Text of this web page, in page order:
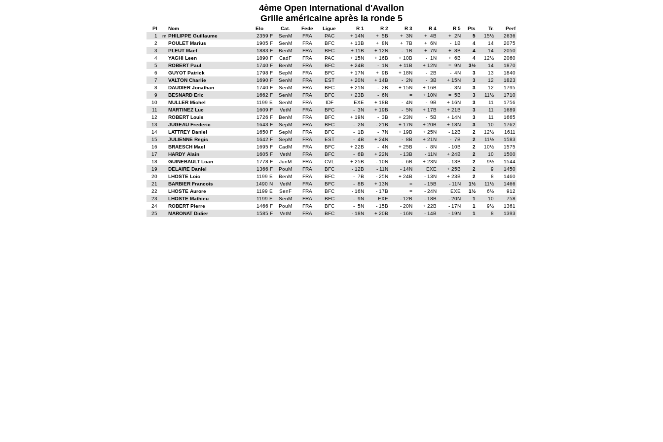
4ème Open International d'Avallon
Grille américaine après la ronde 5
Pl Nom Elo Cat. Fede Ligue R 1 R 2 R 3 R 4 R 5 Pts Tr.
Perf
1
m PHILIPPE Guillaume 2359 F SenM FRA PAC + 14N + 5B + 3N + 4B + 2N 5 15½
2636
2
POULET Marius 1905 F SenM FRA BFC + 13B + 8N + 7B + 6N - 1B 4 14
2075
3
PLEUT Mael 1883 F BenM FRA BFC + 11B + 12N - 1B + 7N + 8B 4 14
2050
4
YAGHI Leen 1890 F CadF FRA PAC + 15N + 16B + 10B - 1N + 6B 4 12½
2060
5
ROBERT Paul 1740 F BenM FRA BFC + 24B - 1N + 11B + 12N = 9N 3½ 14
1870
6
GUYOT Patrick 1798 F SepM FRA BFC + 17N + 9B + 18N - 2B - 4N 3 13
1840
7
VALTON Charlie 1690 F SenM FRA EST + 20N + 14B - 2N - 3B + 15N 3 12
1823
8
DAUDIER Jonathan 1740 F SenM FRA BFC + 21N - 2B + 15N + 16B - 3N 3 12
1795
9
BESNARD Eric 1662 F SenM FRA BFC + 23B - 6N = + 10N = 5B 3 11½
1710
10
MULLER Michel 1199 E SenM FRA IDF EXE + 18B - 4N - 9B + 16N 3 11
1756
11
MARTINEZ Luc 1609 F VetM FRA BFC - 3N + 19B - 5N + 17B + 21B 3 11
1689
12
ROBERT Louis 1726 F BenM FRA BFC + 19N - 3B + 23N - 5B + 14N 3 11
1665
13
JUGEAU Frederic 1643 F SepM FRA BFC - 2N - 21B + 17N + 20B + 18N 3 10
1762
14
LATTREY Daniel 1650 F SepM FRA BFC - 1B - 7N + 19B + 25N - 12B 2 12½
1611
15
JULIENNE Regis 1642 F SepM FRA EST - 4B + 24N - 8B + 21N - 7B 2 11½
1583
16
BRAESCH Mael 1695 F CadM FRA BFC + 22B - 4N + 25B - 8N - 10B 2 10½
1575
17
HARDY Alain 1605 F VetM FRA BFC - 6B + 22N - 13B - 11N + 24B 2 10
1500
18
GUINEBAULT Loan 1778 F JunM FRA CVL + 25B - 10N - 6B + 23N - 13B 2 9½
1544
19
DELAIRE Daniel 1366 F PouM FRA BFC - 12B - 11N - 14N EXE + 25B 2 9
1450
20
LHOSTE Loic 1199 E BenM FRA BFC - 7B - 25N + 24B - 13N + 23B 2 8
1460
21
BARBIER Francois 1490 N VetM FRA BFC - 8B + 13N = - 15B - 11N 1½ 11½
1466
22
LHOSTE Aurore 1199 E SenF FRA BFC - 16N - 17B = - 24N EXE 1½ 6½
912
23
LHOSTE Mathieu 1199 E SenM FRA BFC - 9N EXE - 12B - 18B - 20N 1 10
758
24
ROBERT Pierre 1466 F PouM FRA BFC - 5N - 15B - 20N + 22B - 17N 1 9½
1361
25
MARONAT Didier 1585 F VetM FRA BFC - 18N + 20B - 16N - 14B - 19N 1 8 1393